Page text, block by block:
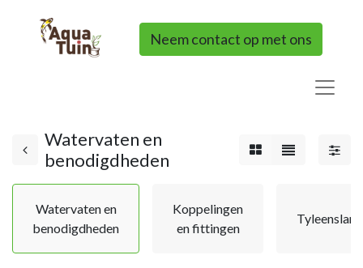
Neem contact op met ons
Watervaten en
benodigdheden
Watervaten en
benodigdheden
Koppelingen
en fittingen
Tyleenslang